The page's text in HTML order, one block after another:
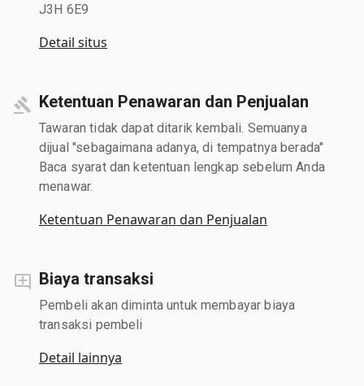
J3H 6E9
Detail situs
Ketentuan Penawaran dan Penjualan
Tawaran tidak dapat ditarik kembali. Semuanya
dijual "sebagaimana adanya, di tempatnya berada"
Baca syarat dan ketentuan lengkap sebelum Anda
menawar.
Ketentuan Penawaran dan Penjualan
Biaya transaksi
Pembeli akan diminta untuk membayar biaya
transaksi pembeli
Detail lainnya